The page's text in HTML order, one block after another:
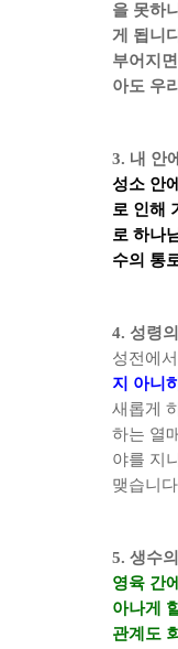
을 못하
게 됩니
부어지
아도 우
3. 내 안
성소 안
로 인해
로 하나
수의 통
4. 성령
성전에
지 아니
새롭게
하는 열
야를 지
맺습니다
5. 생수
영육 간
아나게
관계도